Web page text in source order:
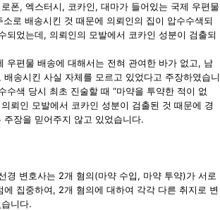
폰, 엑스터시, 코카인, 대마가 들어있는 국제 우편물
로 배송시킨 것 때문에 의뢰인의 집이 압수수색되
되었는데, 의뢰인의 모발에서 코카인 성분이 검출되
우편물 배송에 대해서는 전혀 관여한 바가 없고, 남
송시킨 사실 자체를 모르고 있었다고 주장하였습니
수색 당시 최초 진술할 때 “마약을 투약한 적이 없
뢰인 모발에서 코카인 성분이 검출된 것 때문에 경
주장을 믿어주지 않고 있었습니다.
경 변호사는 2개 혐의(마약 수입, 마약 투약)가 서로
에 집중하여, 2개 혐의에 대하여 각각 다른 취지로 변
니다.